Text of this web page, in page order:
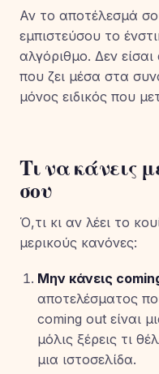
Αν το αποτέλεσμά
εμπιστεύσου το
αλγόριθμο. Δεν
που ζει μέσα στα
μόνος ειδικός που
Τι να κάνεις
σου
Ό,τι κι αν λέει το
μερικούς κανόνες:
Μην κάνεις
αποτελέσματος
coming out είναι
μόλις ξέρεις τι
μια ιστοσελίδα.